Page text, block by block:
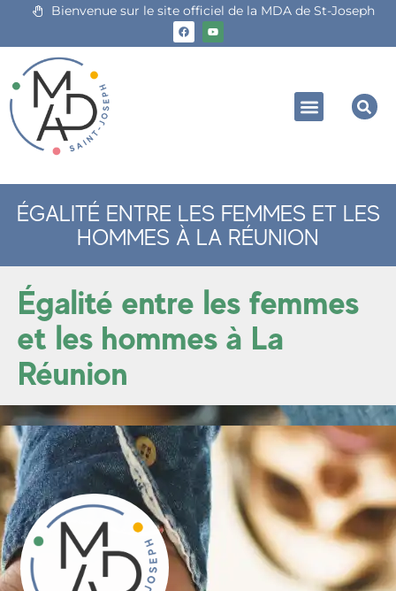
Bienvenue sur le site officiel de la MDA de St-Joseph
ÉGALITÉ ENTRE LES FEMMES ET LES
HOMMES À LA RÉUNION
Égalité entre les femmes
et les hommes à La
Réunion